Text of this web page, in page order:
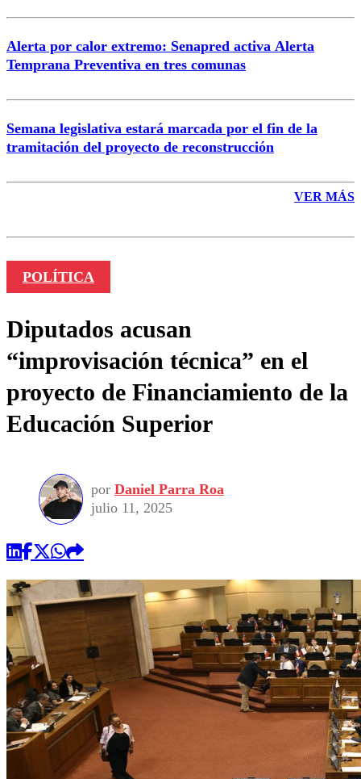
Alerta por calor extremo: Senapred activa Alerta
Temprana Preventiva en tres comunas
Semana legislativa estará marcada por el fin de la
tramitación del proyecto de reconstrucción
VER MÁS
POLÍTICA
Diputados acusan
“improvisación técnica” en el
proyecto de Financiamiento de la
Educación Superior
por Daniel Parra Roa
julio 11, 2025